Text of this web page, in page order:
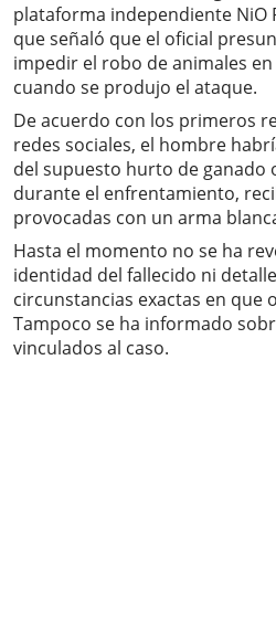
plataforma independiente NiO
que señaló que el oficial
impedir el robo de animales
cuando se produjo el ataque.
De acuerdo con los primeros
redes sociales, el hombre
del supuesto hurto de ganado
durante el enfrentamiento,
provocadas con un arma
Hasta el momento no se ha
identidad del fallecido ni
circunstancias exactas en que
Tampoco se ha informado
vinculados al caso.